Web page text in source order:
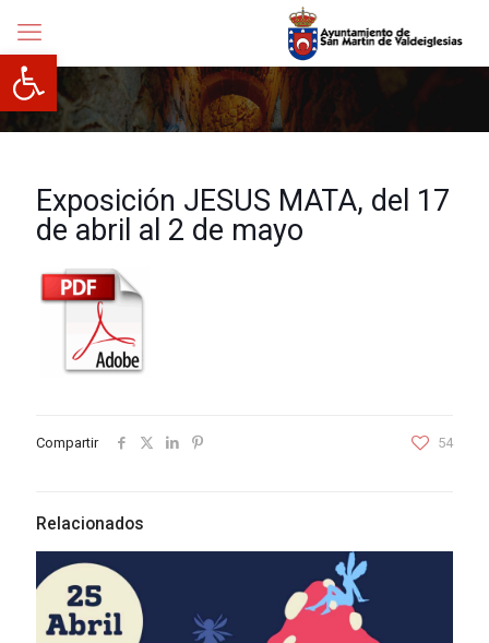
Abrir barra de herramientas
Exposición JESUS MATA, del 17
de abril al 2 de mayo
Compartir 54
Relacionados